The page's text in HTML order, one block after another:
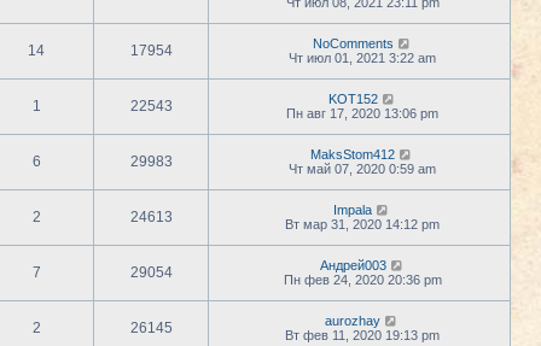
14 17954
NoComments
Чт июл 01, 2021 3:22 am
1 22543
KOT152
Пн авг 17, 2020 13:06 pm
6 29983
MaksStom412
Чт май 07, 2020 0:59 am
2 24613
Impala
Вт мар 31, 2020 14:12 pm
7 29054
Андрей003
Пн фев 24, 2020 20:36 pm
2 26145
aurozhay
Вт фев 11, 2020 19:13 pm